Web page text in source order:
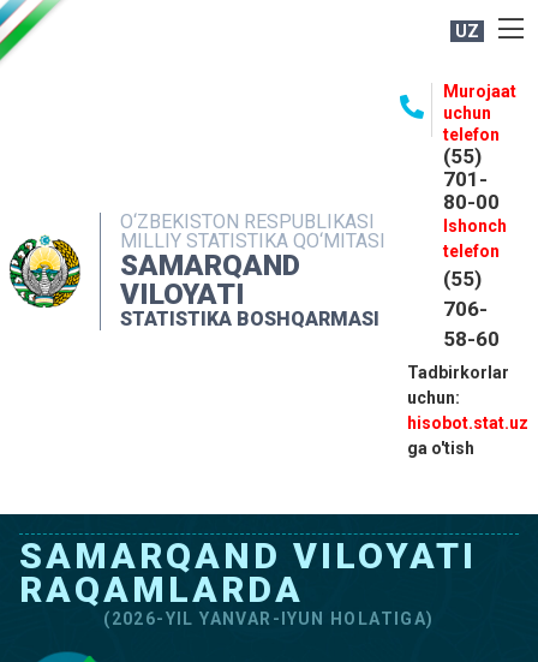
UZ
O‘ZBEKISTON RESPUBLIKASI
MILLIY STATISTIKA QO‘MITASI
SAMARQAND
VILOYATI
STATISTIKA BOSHQARMASI
Murojaat
uchun
telefon
(55)
701-
80-00
Ishonch
telefon
(55)
706-
58-60
Tadbirkorlar
uchun:
hisobot.stat.uz
ga o'tish
MATBUOT XIZMATI
MUROJAATLAR
KONTAKTLAR
SAMARQAND VILOYATI
RAQAMLARDA
(2026-YIL YANVAR-IYUN HOLATIGA)